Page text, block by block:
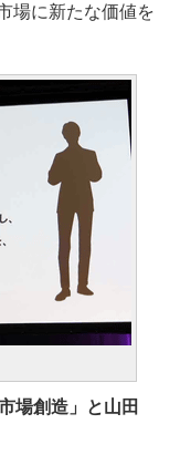
場に新たな価値を
場創造」と山田